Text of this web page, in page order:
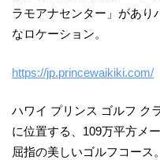
ラモアナセンター」があり
なロケーション。
https://jp.princewaikiki.com/
ハワイ プリンス ゴルフ
に位置する、109万平方メ
屈指の美しいゴルフコース。